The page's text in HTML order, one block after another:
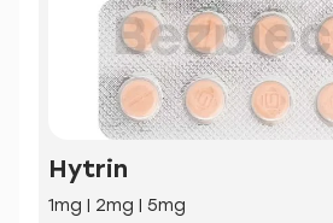
Hytrin
1mg | 2mg | 5mg